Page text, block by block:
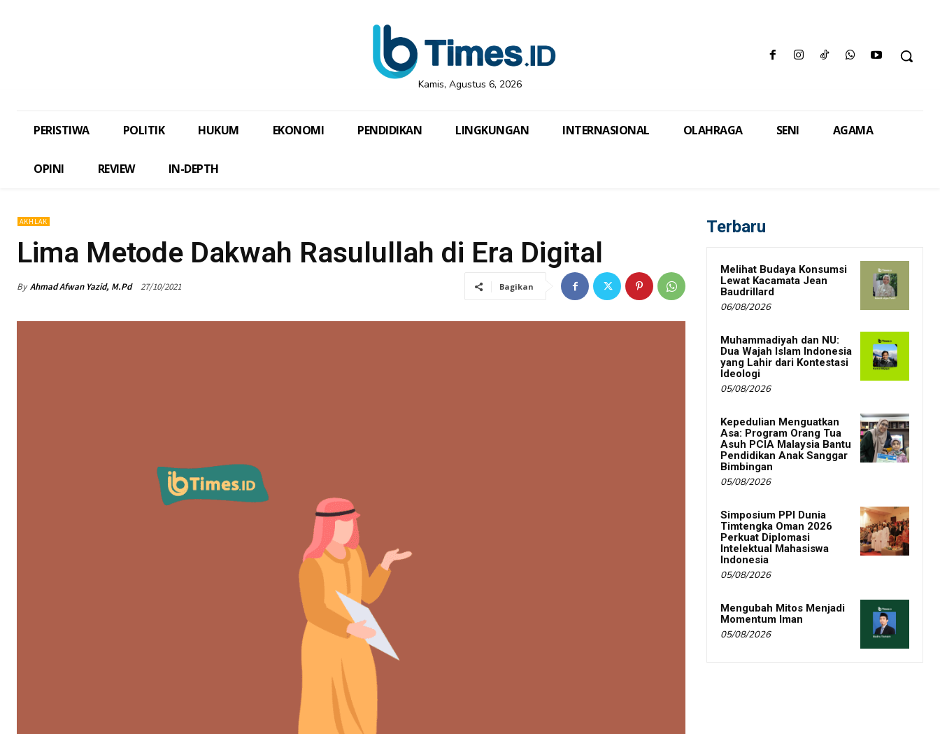
Kamis, Agustus 6, 2026
PERISTIWA POLITIK HUKUM EKONOMI PENDIDIKAN LINGKUNGAN INTERNASIONAL OLAHRAGA SENI AGAMA
OPINI REVIEW IN-DEPTH
AKHLAK
Lima Metode Dakwah Rasulullah di Era Digital
By Ahmad Afwan Yazid, M.Pd 27/10/2021 Bagikan
Terbaru
Melihat Budaya Konsumsi
Lewat Kacamata Jean
Baudrillard
06/08/2026
Muhammadiyah dan NU:
Dua Wajah Islam Indonesia
yang Lahir dari Kontestasi
Ideologi
05/08/2026
Kepedulian Menguatkan
Asa: Program Orang Tua
Asuh PCIA Malaysia Bantu
Pendidikan Anak Sanggar
Bimbingan
05/08/2026
Simposium PPI Dunia
Timtengka Oman 2026
Perkuat Diplomasi
Intelektual Mahasiswa
Indonesia
05/08/2026
Mengubah Mitos Menjadi
Momentum Iman
05/08/2026